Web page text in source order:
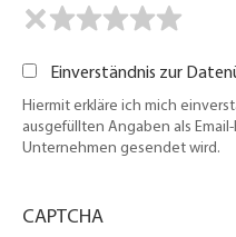
Einverständnis zur
Hiermit erkläre ich mich
ausgefüllten Angaben als
Unternehmen gesendet wird.
CAPTCHA